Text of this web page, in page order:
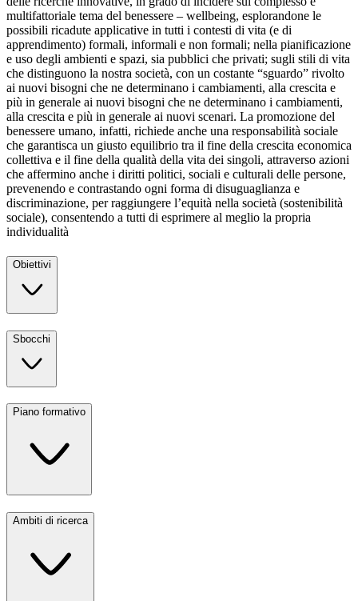
multifattoriale tema del benessere – wellbeing, esplorandone le
possibili ricadute applicative in tutti i contesti di vita (e di
apprendimento) formali, informali e non formali; nella pianificazione
e uso degli ambienti e spazi, sia pubblici che privati; sugli stili di vita
che distinguono la nostra società, con un costante “sguardo” rivolto
ai nuovi bisogni che ne determinano i cambiamenti, alla crescita e
più in generale ai nuovi bisogni che ne determinano i cambiamenti,
alla crescita e più in generale ai nuovi scenari. La promozione del
benessere umano, infatti, richiede anche una responsabilità sociale
che garantisca un giusto equilibrio tra il fine della crescita economica
collettiva e il fine della qualità della vita dei singoli, attraverso azioni
che affermino anche i diritti politici, sociali e culturali delle persone,
prevenendo e contrastando ogni forma di disuguaglianza e
discriminazione, per raggiungere l’equità nella società (sostenibilità
sociale), consentendo a tutti di esprimere al meglio la propria
individualità
Obiettivi
Sbocchi
Piano formativo
Ambiti di ricerca